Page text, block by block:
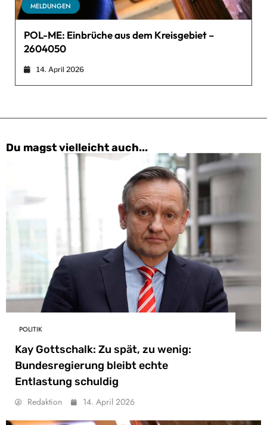
MELDUNGEN
POL-ME: Einbrüche aus dem Kreisgebiet –
2604050
14. April 2026
Du magst vielleicht auch...
POLITIK
Kay Gottschalk: Zu spät, zu wenig:
Bundesregierung bleibt echte
Entlastung schuldig
Redaktion 14. April 2026